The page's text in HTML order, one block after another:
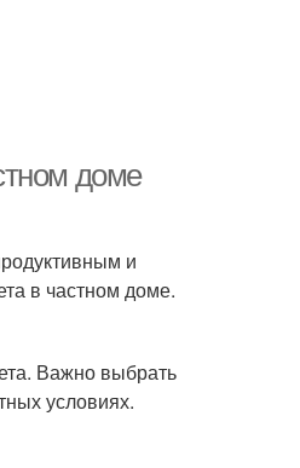
доме
и
в частном доме.
Важно выбрать
условиях.